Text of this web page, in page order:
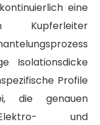
eine
Kupferleiter
Isolationsdicke
Profile
die genauen
und